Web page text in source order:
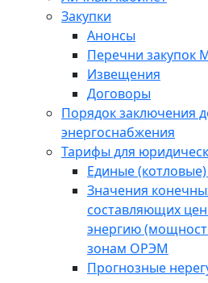
Закупки
Анонсы
Перечни закупок
Извещения
Договоры
Порядок заключения
энергоснабжения
Тарифы для
Единые
Значения
составляющих
энергию
зонам ОРЭМ
Прогнозные